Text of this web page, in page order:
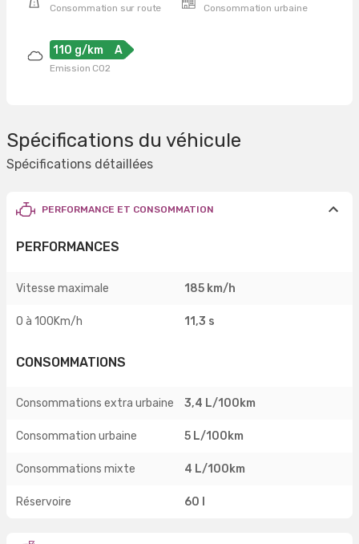
Consommation sur route Consommation urbaine
110 g/km A
Emission CO2
Spécifications du véhicule
Spécifications détaillées
PERFORMANCE ET CONSOMMATION
PERFORMANCES
Vitesse maximale 185 km/h
0 à 100Km/h 11,3 s
CONSOMMATIONS
Consommations extra urbaine 3,4 L/100km
Consommation urbaine 5 L/100km
Consommations mixte 4 L/100km
Réservoire 60 l